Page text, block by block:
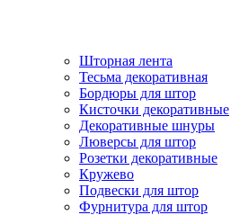
Шторная лента
Тесьма декоративная
Бордюры для штор
Кисточки декоративные
Декоративные шнуры
Люверсы для штор
Розетки декоративные
Кружево
Подвески для штор
Фурнитура для штор